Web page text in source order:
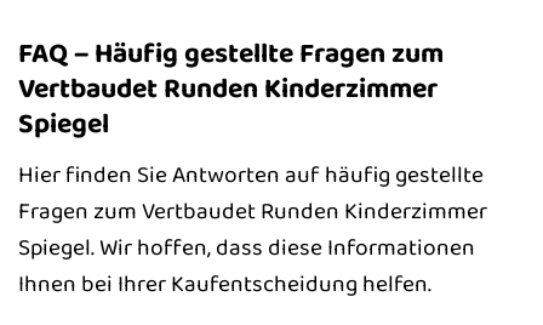
FAQ – Häufig gestellte Fragen zum
Vertbaudet Runden Kinderzimmer
Spiegel
Hier finden Sie Antworten auf häufig gestellte
Fragen zum Vertbaudet Runden Kinderzimmer
Spiegel. Wir hoffen, dass diese Informationen
Ihnen bei Ihrer Kaufentscheidung helfen.